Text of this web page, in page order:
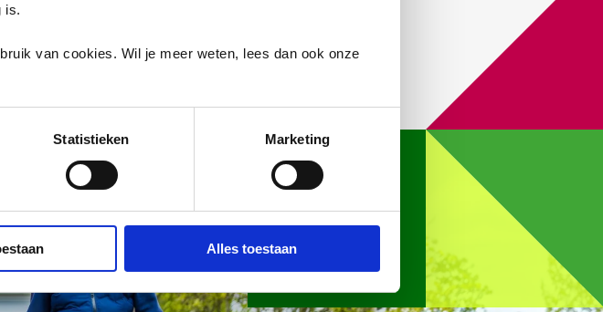
is.
van cookies. Wil je meer weten, lees dan ook onze
Statistieken Marketing
Alles toestaan
Voor alle
generaties